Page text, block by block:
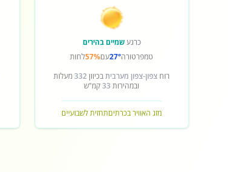
כרגעשמיים בהירים
טמפרטורה27°עם57%לחות
רוח צפון-צפון מערביתבכיוון332מעלות
ובמהירות 33קמ"ש
מזג האוויר בכרתיםתחזית לשבועיים